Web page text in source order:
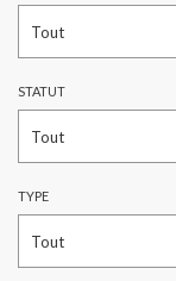
STATUT
TYPE